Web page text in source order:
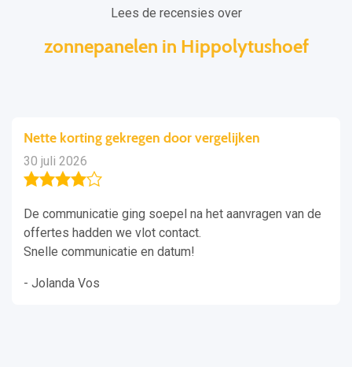
Lees de recensies over
zonnepanelen in Hippolytushoef
Nette korting gekregen door vergelijken
30 juli 2026
De communicatie ging soepel na het aanvragen van de
offertes hadden we vlot contact.
Snelle communicatie en datum!
- Jolanda Vos